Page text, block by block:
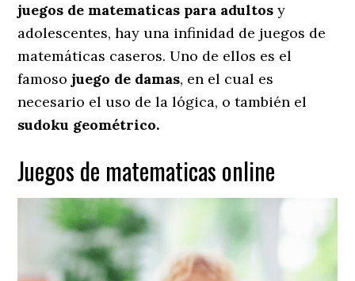
juegos de matematicas para adultosy
adolescentes, hay una infinidad de juegos de
matemáticas caseros. Uno de ellos es el
famosojuego de damas, en el cual es
necesario el uso de la lógica, o también el
sudoku geométrico.
Juegos de matematicas online